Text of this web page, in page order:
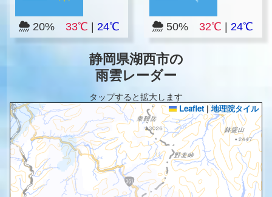
20% 33℃ 24℃ 50%32℃ |24℃
静岡県湖西市の
雨雲レーダー
タップすると拡大します
Leaflet | 地理院タイル